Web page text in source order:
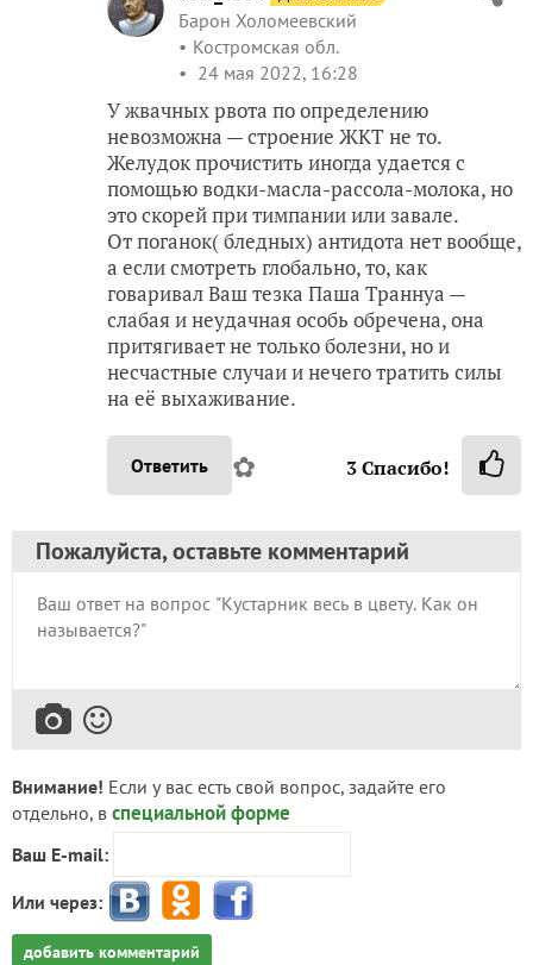
Барон Холомеевский
Костромская обл.
24 мая 2022, 16:28
У жвачных рвота по определению
невозможна — строение ЖКТ не то.
Желудок прочистить иногда удается с
помощью водки-масла-рассола-молока, но
это скорей при тимпании или завале.
От поганок( бледных) антидота нет вообще,
а если смотреть глобально, то, как
говаривал Ваш тезка Паша Траннуа —
слабая и неудачная особь обречена, она
притягивает не только болезни, но и
несчастные случаи и нечего тратить силы
на её выхаживание.
Ответить ✿ 3Спасибо!
Пожалуйста, оставьте комментарий
Внимание! Если у вас есть свой вопрос, задайте его
отдельно, в специальной форме
Ваш E-mail:
Или через:
добавить комментарий